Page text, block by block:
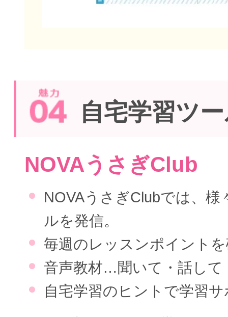
自宅学習ツ
NOVAうさぎClub
NOVAうさぎClubでは、様
ルを発信。
毎週のレッスンポイント
音声教材…聞いて・話して
自宅学習のヒントで学習